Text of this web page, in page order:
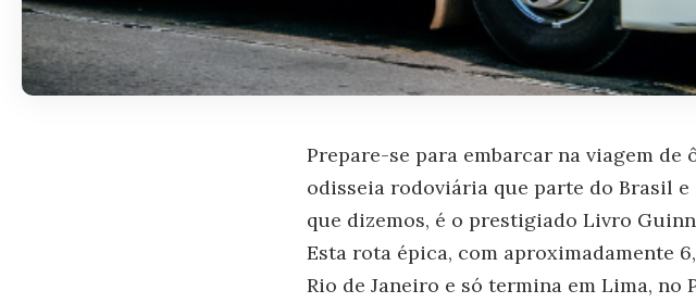
Prepare-se para embarcar na viagem
odisseia rodoviária que parte do Brasil
que dizemos, é o prestigiado Livro
Esta rota épica, com aproximadamente
Rio de Janeiro e só termina em Lima, no